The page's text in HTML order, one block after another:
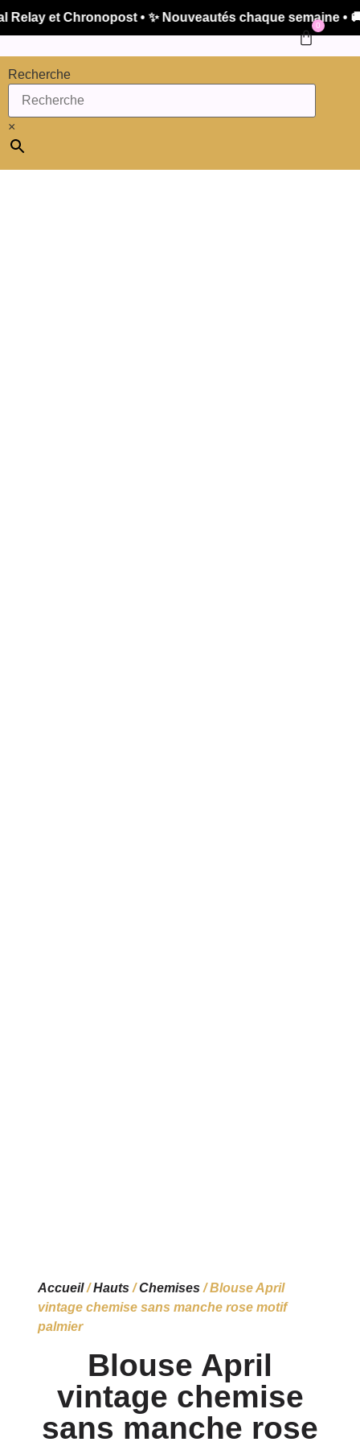
et Chronopost • ✨ Nouveautés chaque semaine • 🚚
0
Recherche
×
Accueil/Hauts/Chemises/ Blouse April
vintage chemise sans manche rose motif
palmier
Blouse April
vintage chemise
sans manche rose